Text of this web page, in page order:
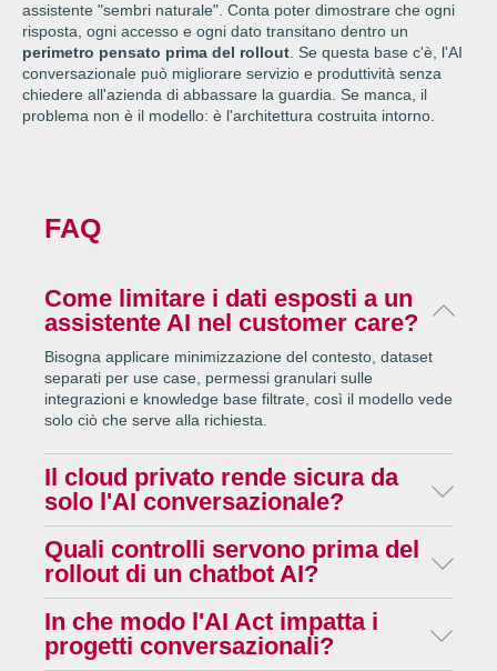
assistente "sembri naturale". Conta poter dimostrare che ogni
risposta, ogni accesso e ogni dato transitano dentro un
perimetro pensato prima del rollout. Se questa base c'è, l'AI
conversazionale può migliorare servizio e produttività senza
chiedere all'azienda di abbassare la guardia. Se manca, il
problema non è il modello: è l'architettura costruita intorno.
FAQ
Come limitare i dati esposti a un
assistente AI nel customer care?
Bisogna applicare minimizzazione del contesto, dataset
separati per use case, permessi granulari sulle
integrazioni e knowledge base filtrate, così il modello vede
solo ciò che serve alla richiesta.
Il cloud privato rende sicura da
solo l'AI conversazionale?
No. Il cloud privato ha valore solo dentro una governance
che includa segregazione dei dati, controllo accessi,
cifratura, logging e responsabilità chiare.
Quali controlli servono prima del
rollout di un chatbot AI?
Prima del go-live vanno mappati i flussi di dati, isolati
ambienti e dataset, definiti i campi ammessi nei prompt,
previsti security test e stabiliti log, retention ed escalation.
In che modo l'AI Act impatta i
progetti conversazionali?